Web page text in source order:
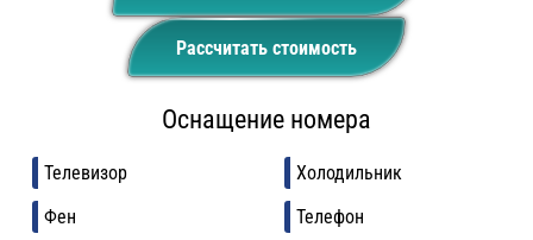
Рассчитать стоимость
Оснащение номера
Телевизор
Холодильник
Фен
Телефон